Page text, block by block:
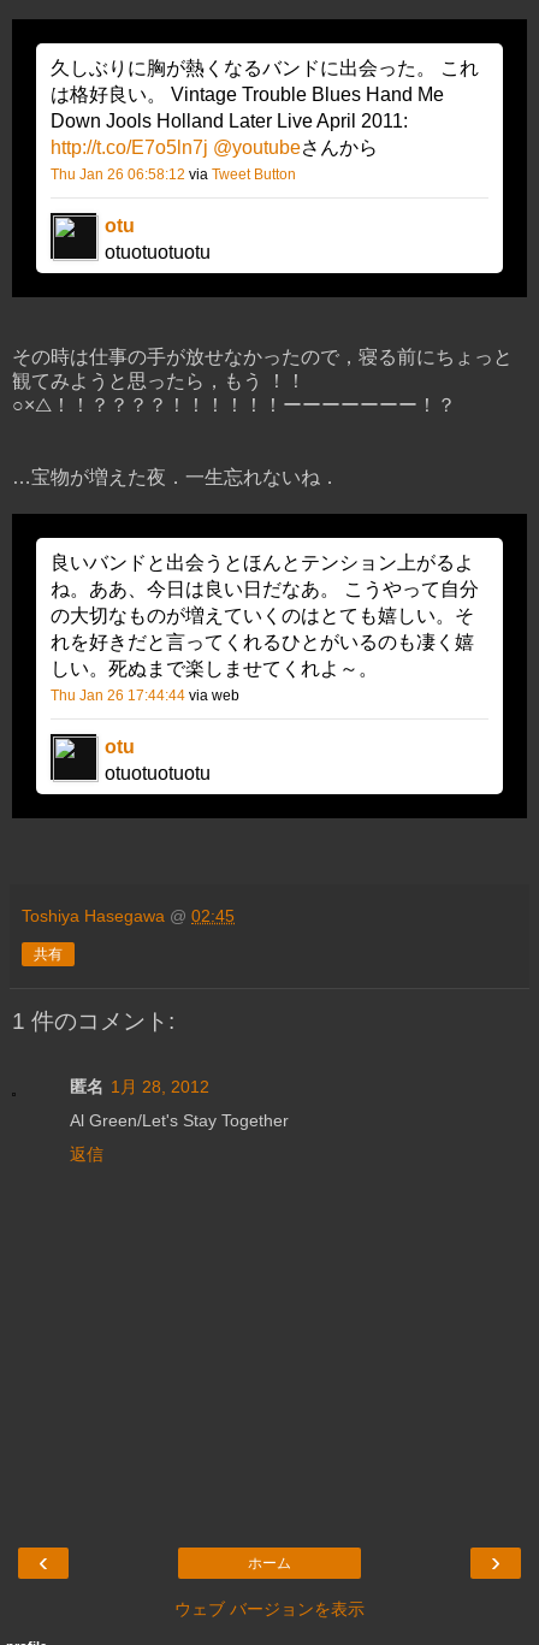
久しぶりに胸が熱くなるバンドに出会った。 これ
は格好良い。 Vintage Trouble Blues Hand Me
Down Jools Holland Later Live April 2011:
http://t.co/E7o5ln7j @youtubeさんから
Thu Jan 26 06:58:12 via Tweet Button
otu
otuotuotuotu
その時は仕事の手が放せなかったので，寝る前にちょっと
観てみようと思ったら，もう ！！
○×△！！？？？？！！！！！！ーーーーーーー！？
…宝物が増えた夜．一生忘れないね．
良いバンドと出会うとほんとテンション上がるよ
ね。ああ、今日は良い日だなあ。 こうやって自分
の大切なものが増えていくのはとても嬉しい。そ
れを好きだと言ってくれるひとがいるのも凄く嬉
しい。死ぬまで楽しませてくれよ～。
Thu Jan 26 17:44:44 via web
otu
otuotuotuotu
Toshiya Hasegawa @ 02:45
共有
1 件のコメント:
匿名 1月 28, 2012
Al Green/Let's Stay Together
返信
‹ ›
ホーム
ウェブ バージョンを表示